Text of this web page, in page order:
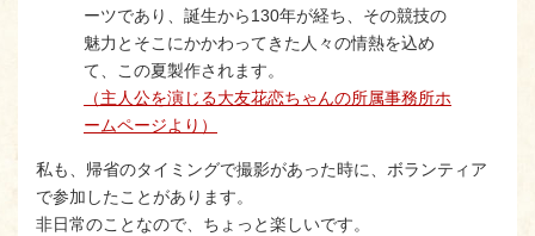
ーツであり、誕生から130年が経ち、その競技の
魅力とそこにかかわってきた人々の情熱を込め
て、この夏製作されます。
（主人公を演じる大友花恋ちゃんの所属事務所ホ
ームページより）
私も、帰省のタイミングで撮影があった時に、ボランティア
で参加したことがあります。
非日常のことなので、ちょっと楽しいです。